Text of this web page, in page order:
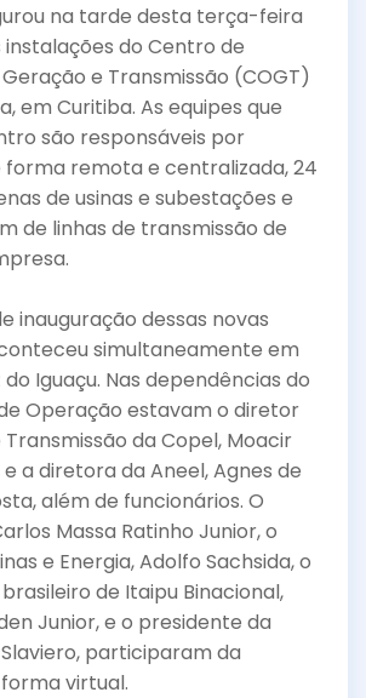
na tarde desta terça-feira
instalações do Centro de
e Transmissão (COGT)
em Curitiba. As equipes que
são responsáveis por
remota e centralizada, 24
de usinas e subestações e
de linhas de transmissão de
inauguração dessas novas
simultaneamente em
Iguaçu. Nas dependências do
Operação estavam o diretor
da Copel, Moacir
a diretora da Aneel, Agnes de
além de funcionários. O
Massa Ratinho Junior, o
e Energia, Adolfo Sachsida, o
de Itaipu Binacional,
Junior, e o presidente da
participaram da
virtual.